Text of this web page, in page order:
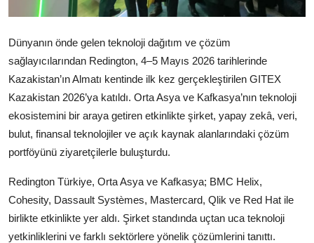
Köşe Yazısı
Dernek
Galeri
E-GAZETE
Dünyanın önde gelen teknoloji dağıtım ve çözüm
sağlayıcılarından Redington, 4–5 Mayıs 2026 tarihlerinde
Kazakistan’ın Almatı kentinde ilk kez gerçekleştirilen GITEX
Kazakistan 2026’ya katıldı. Orta Asya ve Kafkasya’nın teknoloji
ekosistemini bir araya getiren etkinlikte şirket, yapay zekâ, veri,
bulut, finansal teknolojiler ve açık kaynak alanlarındaki çözüm
portföyünü ziyaretçilerle buluşturdu.
Redington Türkiye, Orta Asya ve Kafkasya; BMC Helix,
Cohesity, Dassault Systèmes, Mastercard, Qlik ve Red Hat ile
birlikte etkinlikte yer aldı. Şirket standında uçtan uca teknoloji
yetkinliklerini ve farklı sektörlere yönelik çözümlerini tanıttı.